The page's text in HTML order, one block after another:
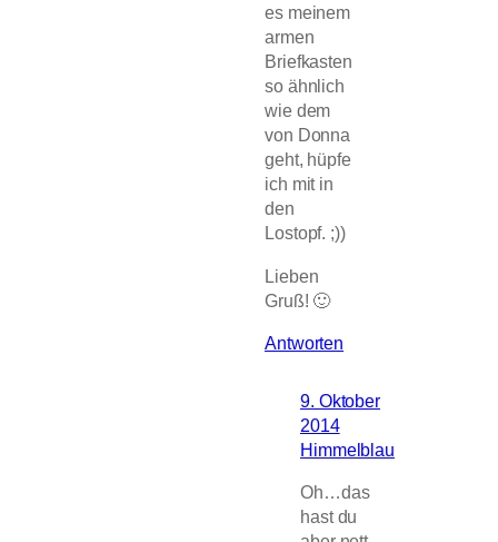
es meinem
armen
Briefkasten
so ähnlich
wie dem
von Donna
geht, hüpfe
ich mit in
den
Lostopf. ;))
Lieben
Gruß! 🙂
Antworten
9. Oktober
2014
Himmelblau
Oh…das
hast du